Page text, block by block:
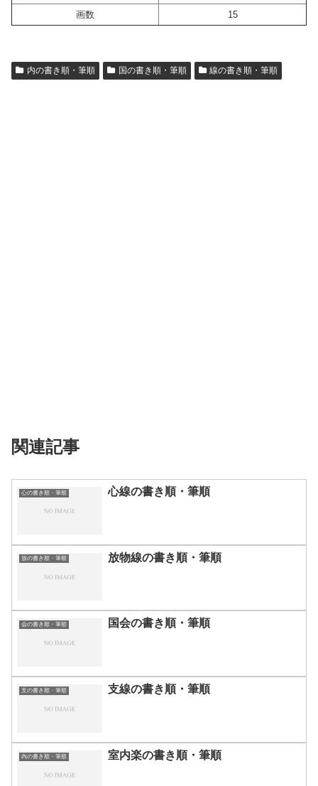
画数
15
内の書き順・筆順 国の書き順・筆順 線の書き順・筆順
関連記事
心の書き順・筆順 心線の書き順・筆順
放の書き順・筆順 放物線の書き順・筆順
会の書き順・筆順 国会の書き順・筆順
支の書き順・筆順 支線の書き順・筆順
内の書き順・筆順 室内楽の書き順・筆順